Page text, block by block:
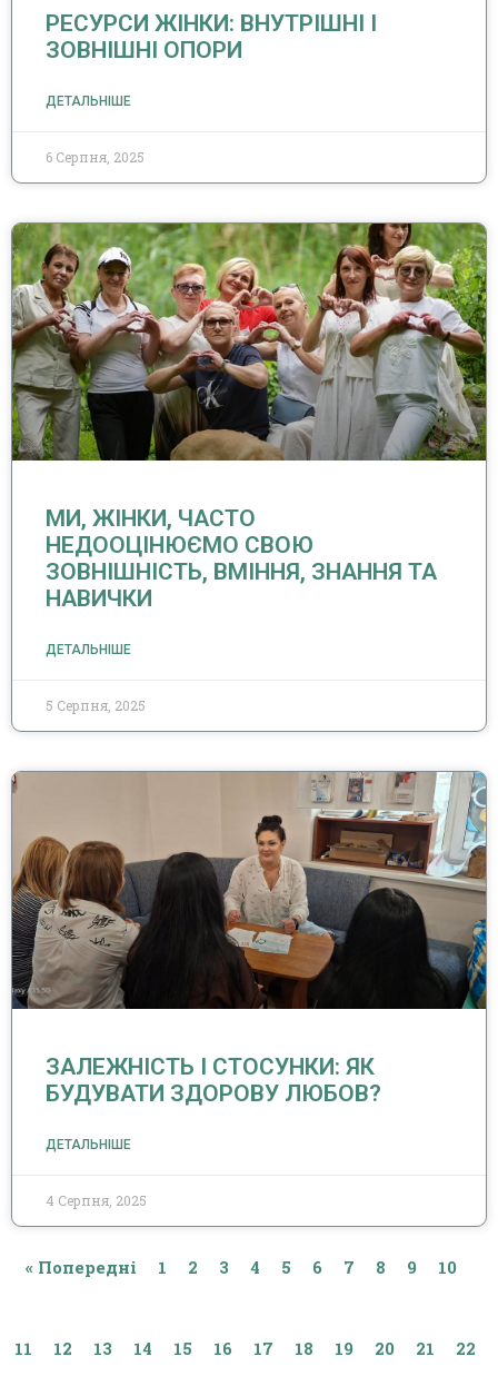
РЕСУРСИ ЖІНКИ: ВНУТРІШНІ І
ЗОВНІШНІ ОПОРИ
ДЕТАЛЬНІШЕ
6 Серпня, 2025
МИ, ЖІНКИ, ЧАСТО
НЕДООЦІНЮЄМО СВОЮ
ЗОВНІШНІСТЬ, ВМІННЯ, ЗНАННЯ ТА
НАВИЧКИ
ДЕТАЛЬНІШЕ
5 Серпня, 2025
ЗАЛЕЖНІСТЬ І СТОСУНКИ: ЯК
БУДУВАТИ ЗДОРОВУ ЛЮБОВ?
ДЕТАЛЬНІШЕ
4 Серпня, 2025
« Попередні 1 2 3 4 5 6 7 8 9 10
11 12 13 14 15 16 17 18 19 20 21 22